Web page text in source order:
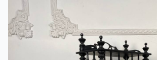
ПОДАРКИ
КИНОСЪЕМКА